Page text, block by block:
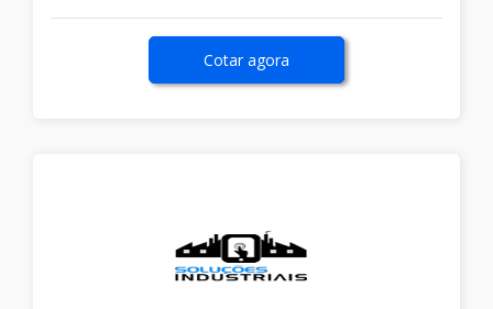
Cotar agora